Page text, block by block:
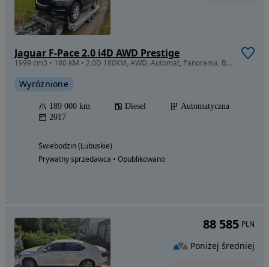
Jaguar F-Pace 2.0 i4D AWD Prestige
1999 cm3 • 180 KM • 2.0D 180KM, AWD, Automat, Panorama, Bezwypadkowy
Wyróżnione
189 000 km Diesel
Automatyczna
2017
Świebodzin (Lubuskie)
Prywatny sprzedawca • Opublikowano
88 585 PLN
Poniżej średniej